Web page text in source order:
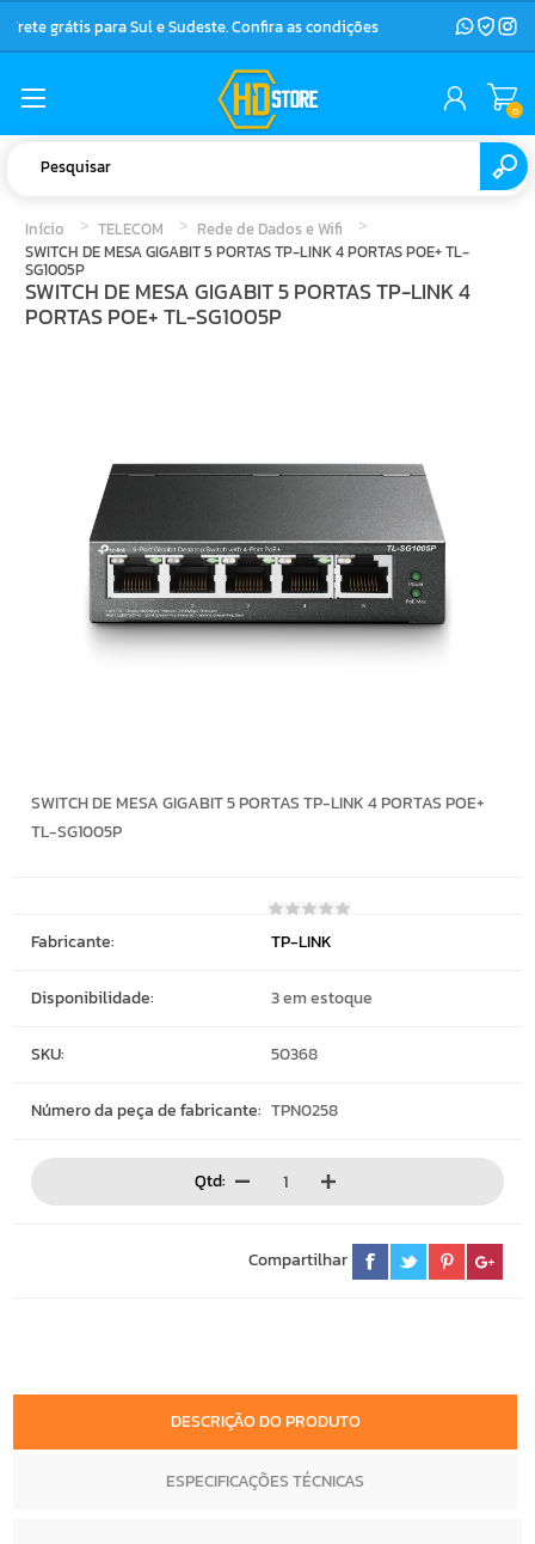
Frete grátis para Sul e Sudeste. Confira as condições
0
Início TELECOM
Rede de Dados e Wifi
SWITCH DE MESA GIGABIT 5 PORTAS TP-LINK 4 PORTAS POE+ TL-
SG1005P
SWITCH DE MESA GIGABIT 5 PORTAS TP-LINK 4
PORTAS POE+ TL-SG1005P
SWITCH DE MESA GIGABIT 5 PORTAS TP-LINK 4 PORTAS POE+
TL-SG1005P
Fabricante: TP-LINK
Disponibilidade: 3 em estoque
SKU: 50368
Número da peça de fabricante: TPN0258
Qtd:
Compartilhar
DESCRIÇÃO DO PRODUTO
ESPECIFICAÇÕES TÉCNICAS